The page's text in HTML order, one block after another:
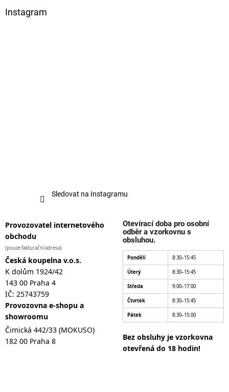
Instagram
Sledovat na Instagramu
Provozovatel internetového
obchodu
(pouze fakturační adresa)
Česká koupelna v.o.s.
K dolům 1924/42
143 00 Praha 4
IČ: 25743759
Provozovna e-shopu a
showroomu
Čimická 442/33 (MOKUSO)
182 00 Praha 8
Otevírací doba pro osobní
odběr a vzorkovnu s
obsluhou.
Pondělí 8:30–15:45
Úterý 8:30–15:45
Středa 9:00–17:00
Čtvrtek 8:30–15:45
Pátek 8:30–15:00
Bez obsluhy je vzorkovna
otevřená do 18 hodin!